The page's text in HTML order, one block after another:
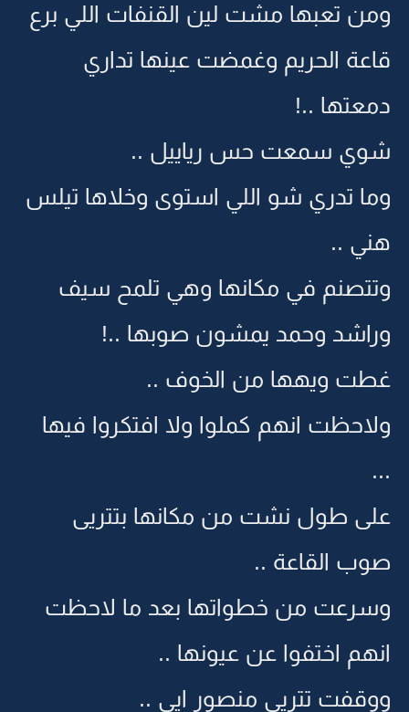
ومن تعبها مشت لين القنفات اللي برع
قاعة الحريم وغمضت عينها تداري
دمعتها ..!
شوي سمعت حس رياييل ..
وما تدري شو اللي استوى وخلاها تيلس
هني ..
وتتصنم في مكانها وهي تلمح سيف
وراشد وحمد يمشون صوبها ..!
غطت ويهها من الخوف ..
ولاحظت انهم كملوا ولا افتكروا فيها
...
على طول نشت من مكانها بتتريى
صوب القاعة ..
وسرعت من خطواتها بعد ما لاحظت
انهم اختفوا عن عيونها ..
ووقفت تتريى منصور ايي ..